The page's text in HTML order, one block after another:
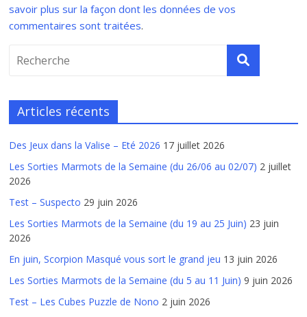
savoir plus sur la façon dont les données de vos
commentaires sont traitées.
Articles récents
Des Jeux dans la Valise – Eté 2026 17 juillet 2026
Les Sorties Marmots de la Semaine (du 26/06 au 02/07) 2 juillet
2026
Test – Suspecto 29 juin 2026
Les Sorties Marmots de la Semaine (du 19 au 25 Juin) 23 juin
2026
En juin, Scorpion Masqué vous sort le grand jeu 13 juin 2026
Les Sorties Marmots de la Semaine (du 5 au 11 Juin) 9 juin 2026
Test – Les Cubes Puzzle de Nono 2 juin 2026